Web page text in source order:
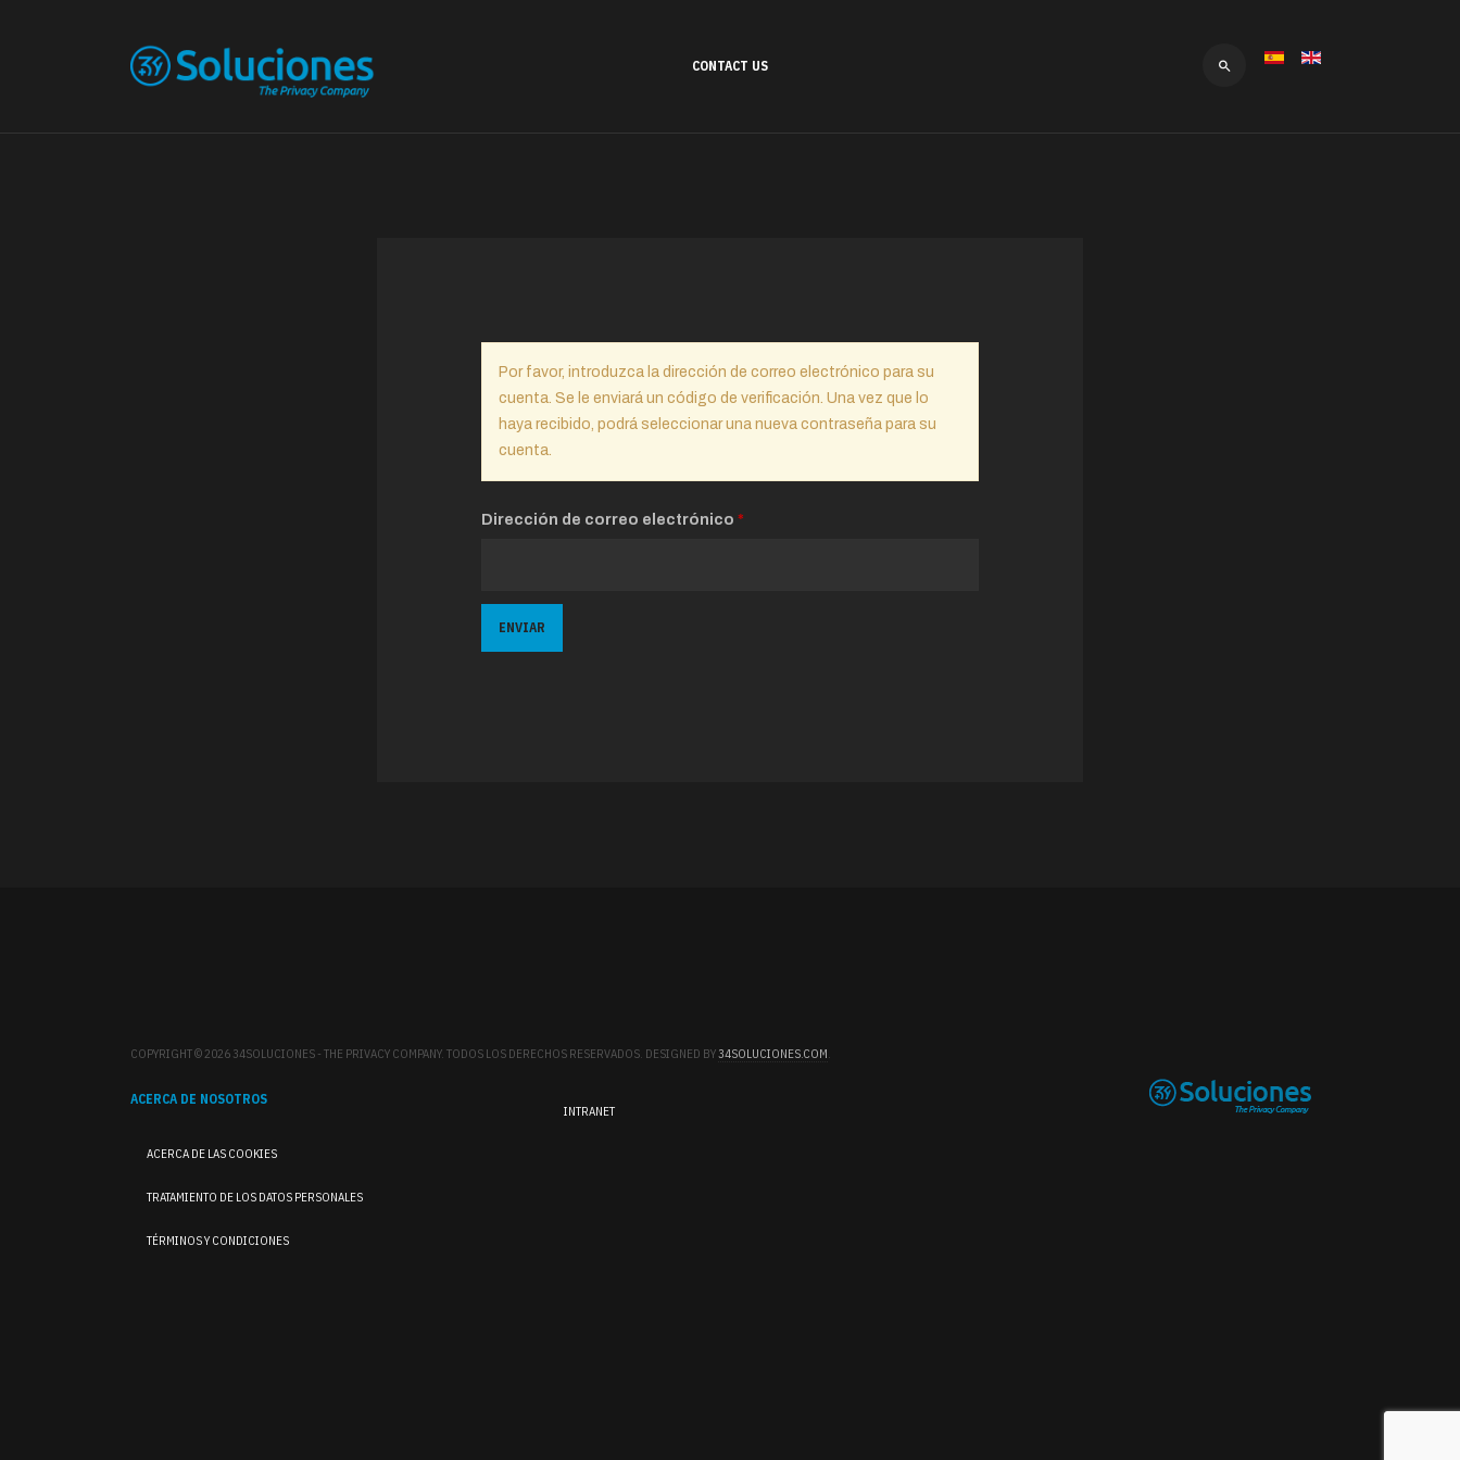
CONTACT US
Por favor, introduzca la dirección de correo electrónico para su
cuenta. Se le enviará un código de verificación. Una vez que lo
haya recibido, podrá seleccionar una nueva contraseña para su
cuenta.
Dirección de correo electrónico *
ENVIAR
COPYRIGHT © 2026 34SOLUCIONES - THE PRIVACY COMPANY. TODOS LOS DERECHOS RESERVADOS. DESIGNED BY34SOLUCIONES.COM.
ACERCA DE NOSOTROS
ACERCA DE LAS COOKIES
TRATAMIENTO DE LOS DATOS PERSONALES
TÉRMINOS Y CONDICIONES
INTRANET